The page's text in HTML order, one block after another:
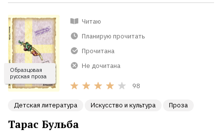
Образцовая
русская проза
Читаю
Планирую прочитать
Прочитана
Не дочитана
98
Детская литература Искусство и культура Проза
Тарас Бульба